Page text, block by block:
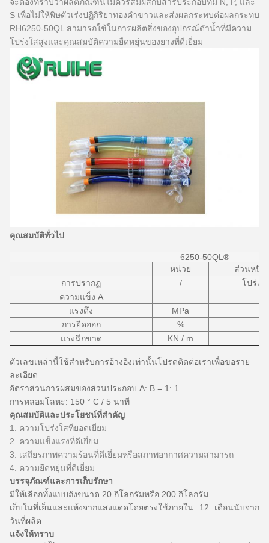
S เพื่อไม่ให้พิษตัวเร่งปฏิกิริยาทองคำขาวและส่งผลกระทบต่อผลกระทบ
RH6250-50QL สามารถใช้ในการผลิตสิ่งของอุปกรณ์ดำน้ำที่มีความ
โปร่งใสสูงและคุณสมบัติความยืดหยุ่นของยางที่ดีเยี่ยม
คุณสมบัติทั่วไป
6250-50QL®
หน่วย
ส่วนหนึ่ง
การปรากฏ
/
โปร่งใ
ความแข็ง A
แรงดึง
MPa
การยืดออก
%
แรงฉีกขาด
KN / m
ตัวเลขเหล่านี้ใช้สำหรับการอ้างอิงเท่านั้นโปรดติดต่อเราเพื่อขอราย
ละเอียด
อัตราส่วนการผสมของส่วนประกอบ A: B = 1: 1
การหลอมโลหะ: 150 ° C / 5 นาที
คุณสมบัติและประโยชน์ที่สำคัญ
1. ความโปร่งใสที่ยอดเยี่ยม
2. ความแข็งแรงที่ดีเยี่ยม
3. เสถียรภาพความร้อนที่ดีเยี่ยมหรือสภาพอากาศความสามารถ
4. ความยืดหยุ่นที่ดีเยี่ยม
บรรจุภัณฑ์และการเก็บรักษา
มีให้เลือกทั้งแบบถังขนาด 20 กิโลกรัมหรือ 200 กิโลกรัม
เก็บในที่เย็นและแห้งจากแสงแดดโดยตรงใช้ภายใน 12 เดือนนับจาก
วันที่ผลิต
แจ้งให้ทราบ